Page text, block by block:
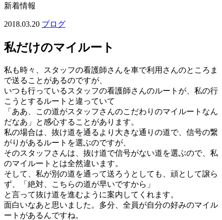
新着情報
2018.03.20 ブログ
私だけのマイルート
私も時々、スタッフの看護師さんを車で利用さんのところま
で送ることがあるのですが、
いつも行っているスタッフの看護師さんのルートが、私の行
こうとするルートと違っていて
「ああ、この道がスタッフさんのこだわりのマイルートなん
だなあ」と感心することがあります。
私の場合は、抜け道を通るより大きな通りの道で、信号の繋
がりがあるルートを選ぶのですが、
そのスタッフさんは、抜け道で信号がない道を選ぶので、私
のマイルートとは全然違います。
そして、私が別の道を通って送ろうとしても、頑として譲ら
ず、「絶対、こちらの道が早いですから」
と言って抜け道を進むように案内してくれます。
面白いなあと思いました。多分、全員が自分の好みのマイル
ートがあるんですね。